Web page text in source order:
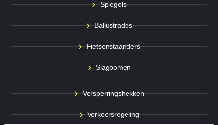
Spiegels
Ballustrades
Fietsenstaanders
Slagbomen
Versperringshekken
Verkeersregeling